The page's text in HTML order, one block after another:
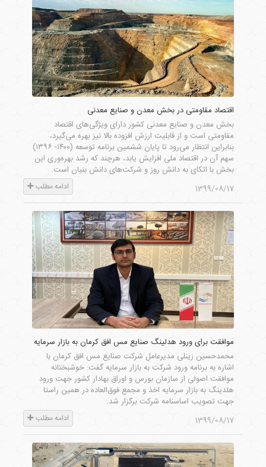
اقتصاد مقاومتی در بخش معدن و صنایع معدنی
بخش معدن و صنایع معدنی کشور دارای ویژگی‌های اقتصاد
مقاومتی است و از قابلیت ارزش افزوده بالا نیز بهره می‌گیرد،
بنابراین انتظار می‌رود تا پایان ششمین برنامه توسعه (۱۴۰۰- ۱۳۹۶)
سهم آن در اقتصاد ملی افزایش یابد، هرچند که رشد بهره‌وری این
بخش با اتکای به دانش روز و شرکت‌های دانش بنیان است.
1399/08/17
ادامه مطلب
موافقت برای ورود هدلینگ صنایع مس افق کرمان به بازار سرمایه
محمدحسین زینلی مدیرعامل شرکت صنایع مس افق کرمان با
اشاره به برنامه ورود شرکت به بازار سرمایه گفت: خوشبختانه
موافقت اصولی از سازمان بورس و اوراق بهادار کشور جهت ورود
هلدینگ به بازار سرمایه اخذ و مجمع فوق‌العاده در همین راستا
جهت تصویب اساسنامه شرکت برگزار شد.
1399/08/17
ادامه مطلب